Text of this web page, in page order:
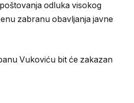
odluka visokog
zabranu obavljanja javne
Vukoviću bit će zakazan